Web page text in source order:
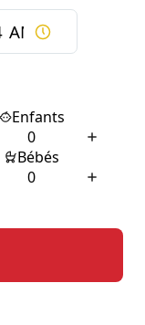
privé Fabas
Les chauffeurs
conduite, mais ils
approfondie
de circulation
de manière
client